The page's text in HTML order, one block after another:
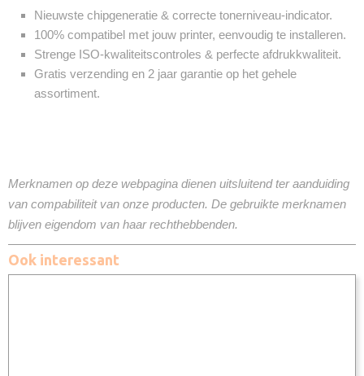
Nieuwste chipgeneratie & correcte tonerniveau-indicator.
100% compatibel met jouw printer, eenvoudig te installeren.
Strenge ISO-kwaliteitscontroles & perfecte afdrukkwaliteit.
Gratis verzending en 2 jaar garantie op het gehele
assortiment.
Merknamen op deze webpagina dienen uitsluitend ter aanduiding
van compabiliteit van onze producten. De gebruikte merknamen
blijven eigendom van haar rechthebbenden.
Ook interessant